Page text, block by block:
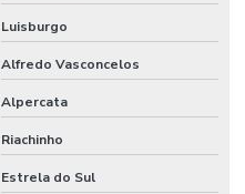
Luisburgo
Alfredo Vasconcelos
Alpercata
Riachinho
Estrela do Sul